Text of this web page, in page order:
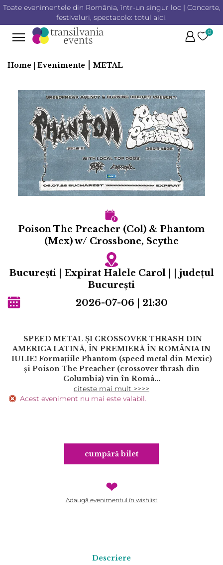
Toate evenimentele din România, într-un singur loc | Concerte,
festivaluri, spectacole: totul aici.
0
Home | Evenimente METAL
Poison The Preacher (Col) & Phantom
(Mex) w/ Crossbone, Scythe
Bucureşti | Expirat Halele Carol | | județul
Bucureşti
2026-07-06 | 21:30
SPEED METAL ȘI CROSSOVER THRASH DIN
AMERICA LATINĂ, ÎN PREMIERĂ ÎN ROMÂNIA IN
IULIE! Formațiile Phantom (speed metal din Mexic)
și Poison The Preacher (crossover thrash din
Columbia) vin în Româ...
citeste mai mult >>>>
Acest eveniment nu mai este valabil.
cumpără bilet
❤
Adaugă evenimentul în wishlist
Descriere